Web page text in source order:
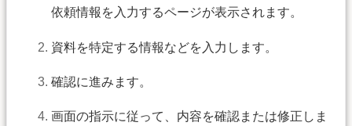
依頼情報を入力するページが表示されます。
資料を特定する情報などを入力します。
確認に進みます。
画面の指示に従って、内容を確認または修正しま